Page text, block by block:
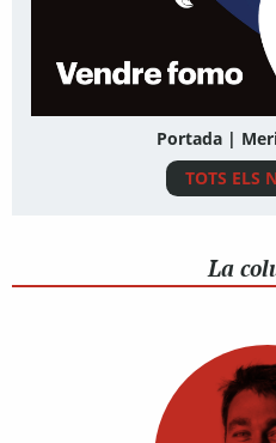
Portada |
TOTS ELS
La